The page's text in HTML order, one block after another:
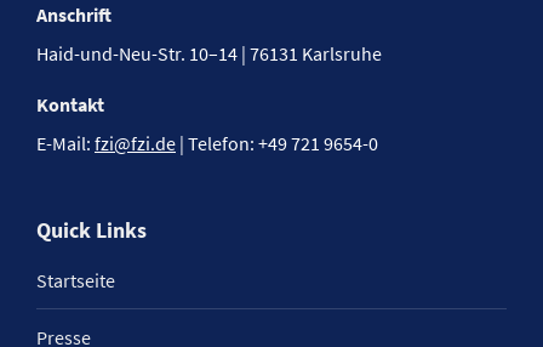
Anschrift
Haid-und-Neu-Str. 10–14 | 76131 Karlsruhe
Kontakt
E-Mail: fzi@fzi.de | Telefon: +49 721 9654-0
Quick Links
Startseite
Presse